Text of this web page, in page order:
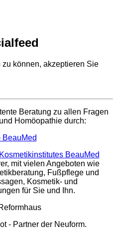
können, akzeptieren Sie
Beratung zu allen Fragen
Homöopathie durch:
Kosmetikinstitutes BeauMed
mit vielen Angeboten wie
Fußpflege und
Kosmetik- und
für Sie und Ihn.
- Partner der Neuform.